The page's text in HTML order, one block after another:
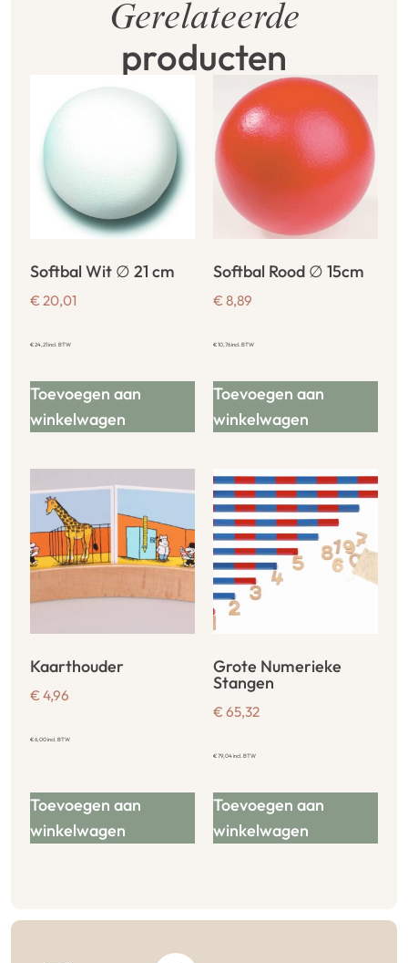
Gerelateerde
producten
Softbal Wit ∅ 21 cm
€ 20,01
€24,21incl. BTW
Toevoegen aan
winkelwagen
Softbal Rood ∅ 15cm
€ 8,89
€10,76incl. BTW
Toevoegen aan
winkelwagen
Kaarthouder
€ 4,96
€6,00incl. BTW
Toevoegen aan
winkelwagen
Grote Numerieke
Stangen
€ 65,32
€79,04incl. BTW
Toevoegen aan
winkelwagen